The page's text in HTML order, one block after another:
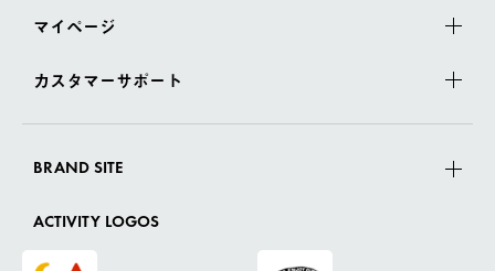
マイページ
カスタマーサポート
BRAND SITE
ACTIVITY LOGOS